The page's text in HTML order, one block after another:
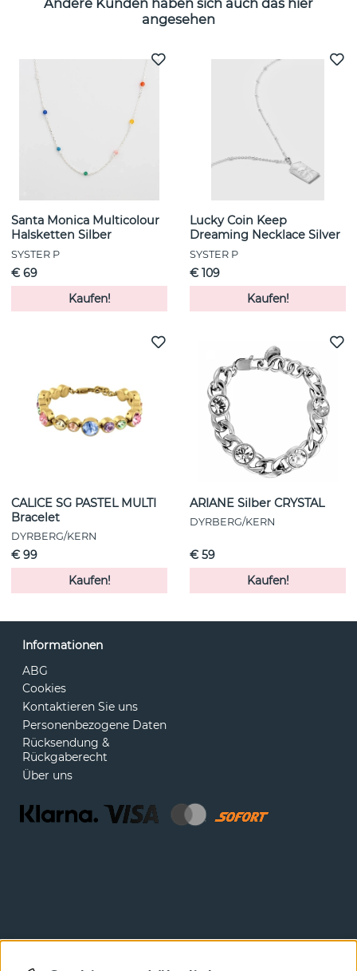
angesehen
Santa Monica Multicolour
Halsketten Silber
SYSTER P
€ 69
Kaufen!
Lucky Coin Keep
Dreaming Necklace Silver
SYSTER P
€ 109
Kaufen!
CALICE SG PASTEL MULTI
Bracelet
DYRBERG/KERN
€ 99
Kaufen!
ARIANE Silber CRYSTAL
DYRBERG/KERN
€ 59
Kaufen!
Informationen
ABG
Cookies
Kontaktieren Sie uns
Personenbezogene Daten
Rücksendung &
Rückgaberecht
Über uns